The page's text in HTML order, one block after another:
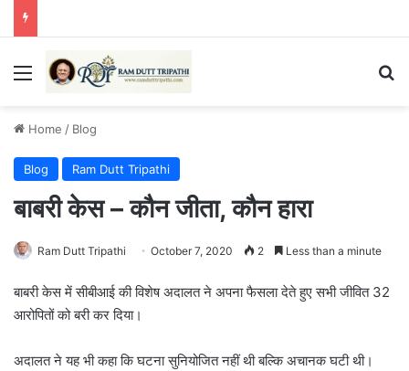
Menu
Home / Blog
Blog Ram Dutt Tripathi
बाबरी केस – कौन जीता, कौन हारा
Ram Dutt Tripathi October 7, 2020 2 Less than a minute
बाबरी केस में सीबीआई की विशेष अदालत ने अपना फैसला देते हुए सभी जीवित 32
आरोपितों को बरी कर दिया।
अदालत ने यह भी कहा कि घटना सुनियोजित नहीं थी बल्कि अचानक घटी थी।